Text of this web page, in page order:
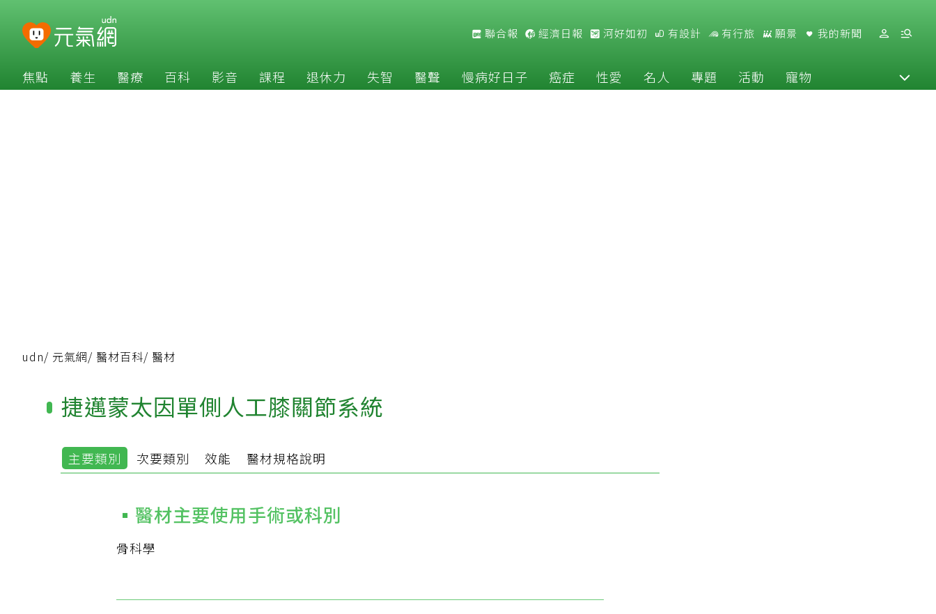
聯合報 經濟日報 河好如初 有設計 有行旅 願景 我的新聞
焦點 養生 醫療 百科 影音 課程 退休力 失智 醫聲 慢病好日子 癌症 性愛 名人 專題 活動 寵物
udn/ 元氣網/ 醫材百科/ 醫材
捷邁蒙太因單側人工膝關節系統
主要類別 次要類別 效能 醫材規格說明
醫材主要使用手術或科別
骨科學